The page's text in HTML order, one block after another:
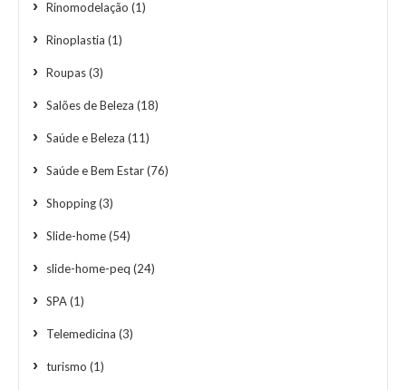
Rinomodelação (1)
Rinoplastia (1)
Roupas(3)
Salões de Beleza (18)
Saúde e Beleza (11)
Saúde e Bem Estar(76)
Shopping(3)
Slide-home(54)
slide-home-peq (24)
SPA(1)
Telemedicina (3)
turismo (1)